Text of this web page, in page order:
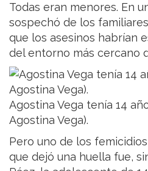
Todas eran menores. En
sospechó de los
que los asesinos habrían
del entorno más cercano
Agostina Vega tenía 14
Agostina Vega).
Pero uno de los
que dejó una huella fue,